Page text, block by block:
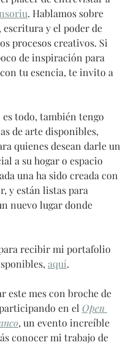
. Hablamos sobre
y el poder de
procesos creativos. Si
de inspiración para
tu esencia, te invito a
es todo, también tengo
de arte disponibles,
quienes desean darle un
a su hogar o espacio
una ha sido creada con
y están listas para
nuevo lugar donde
recibir mi portafolio
aquí.
este mes con broche de
en el Open
, un evento increíble
conocer mi trabajo de